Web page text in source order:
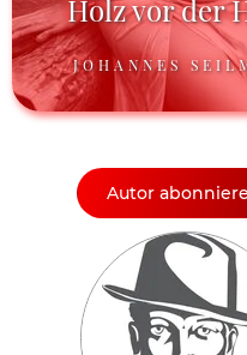
Holz vor der
JOHANNES
Autor